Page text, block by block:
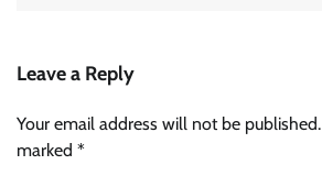
Leave a Reply
Your email address will not be published.
marked *